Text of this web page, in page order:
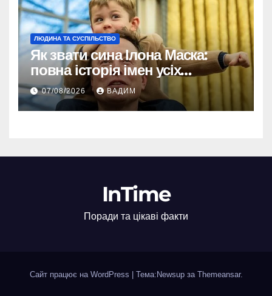
ЛЮДИНА ТА СУСПІЛЬСТВО
Як звати сина Ілона Маска:
повна історія імен усіх
хлопчиків мільярдера
07/08/2026 ВАДИМ
InTime
Поради та цікаві факти
Сайт працює на WordPress Тема:Newsup за Themeansar.